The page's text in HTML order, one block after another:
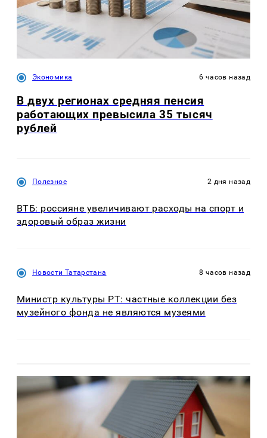
Экономика 6 часов назад
В двух регионах средняя пенсия
работающих превысила 35 тысяч
рублей
Полезное 2 дня назад
ВТБ: россияне увеличивают расходы на спорт и
здоровый образ жизни
Новости Татарстана 8 часов назад
Министр культуры РТ: частные коллекции без
музейного фонда не являются музеями